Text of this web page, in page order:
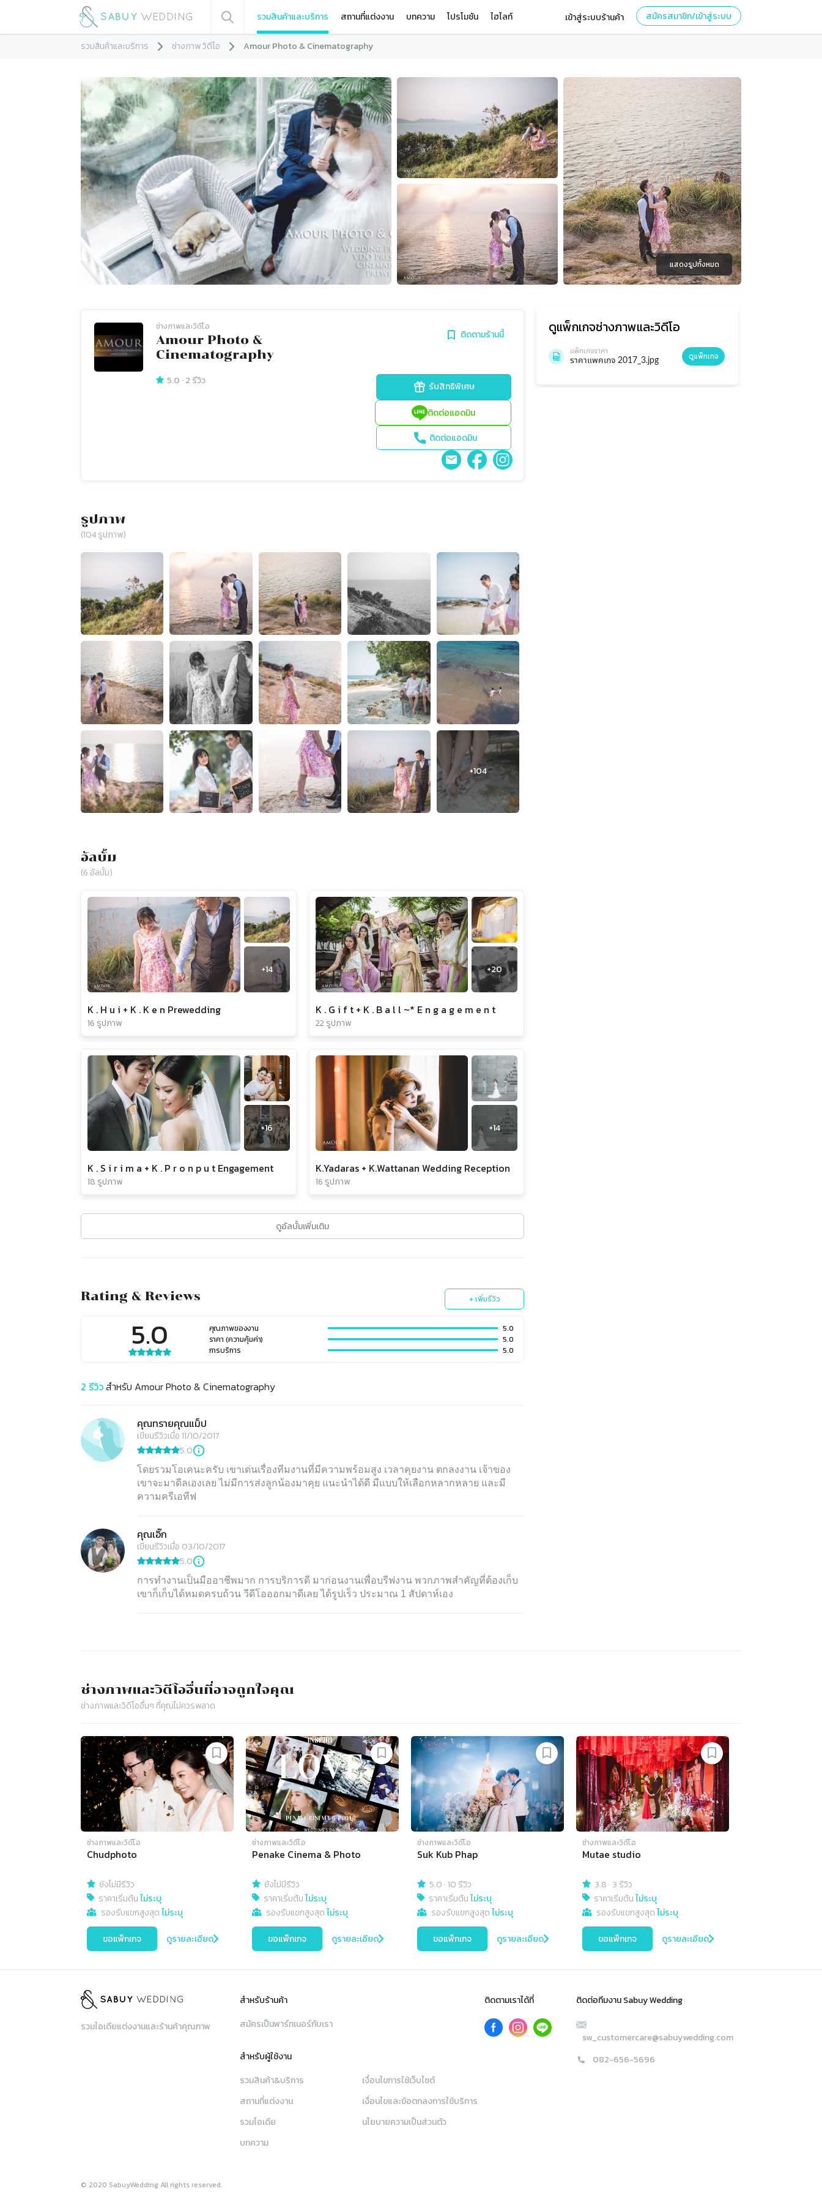
รวมสินค้าและบริการ สถานที่แต่งงาน บทความ โปรโมชัน ไฮไลท์ เข้าสู่ระบบร้านค้า สมัครสมาชิก/เข้าสู่ระบบ
รวมสินค้าและบริการ ช่างภาพ วิดีโอ Amour Photo & Cinematography
แสดงรูปทั้งหมด
ช่างภาพและวิดีโอ
Amour Photo &
Cinematography
ติดตามร้านนี้
5.0 ·2 รีวิว รับสิทธิพิเศษ
ติดต่อแอดมิน
ติดต่อแอดมิน
รูปภาพ
(104รูปภาพ)
อัลบั้ม
(6 อัลบั้ม)
+14
K . H u i + K . K e n Prewedding
16 รูปภาพ
+20
K . G i f t + K . B a l l ~* E n g a g e m e n t
22 รูปภาพ
+16
K . S i r i m a + K . P r o n p u t Engagement
18 รูปภาพ
+14
K.Yadaras + K.Wattanan Wedding Reception
16 รูปภาพ
ดูอัลบั้มเพิ่มเติม
Rating & Reviews + เพิ่มรีวิว
5.0 คุณภาพของงาน
5.0
ราคา (ความคุ้มค่า)
5.0
การบริการ
5.0
2 รีวิวสำหรับ Amour Photo & Cinematography
คุณทรายคุณแม็ป
เขียนรีวิวเมื่อ 11/10/2017
5.0
โดยรวมโอเคนะครับ เขาเด่นเรื่องทีมงานที่มีความพร้อมสูง เวลาคุยงาน ตกลงงาน เจ้าของ
เขาจะมาดีลเองเลย ไม่มีการส่งลูกน้องมาคุย แนะนำได้ดี มีแบบให้เลือกหลากหลาย และมี
คุณเอิ๊ก
เขียนรีวิวเมื่อ 03/10/2017
5.0
การทำงานเป็นมืออาชีพมาก การบริการดี มาก่อนงานเพื่อบรีฟงาน พวกภาพสำคัญที่ต้องเก็บ
เขาก็เก็บได้หมดครบถ้วน วีดีโอออกมาดีเลย ได้รูปเร็ว ประมาณ 1 สัปดาห์เอง
ดูแพ็กเกจช่างภาพและวิดีโอ
แพ็กเกจราคา
ราคาแพคเกจ 2017_3.jpg ดูแพ็กเกจ
ช่างภาพและวิดีโออื่นที่อาจถูกใจคุณ
ช่างภาพและวิดีโออื่นๆ ที่คุณไม่ควรพลาด
ช่างภาพและวิดีโอ
Chudphoto
ยังไม่มีรีวิว
ราคาเริ่มต้นไม่ระบุ
รองรับแขกสูงสุดไม่ระบุ
ขอแพ็กเกจ ดูรายละเอียด
ช่างภาพและวิดีโอ
Penake Cinema & Photo
ยังไม่มีรีวิว
ราคาเริ่มต้นไม่ระบุ
รองรับแขกสูงสุดไม่ระบุ
ขอแพ็กเกจ ดูรายละเอียด
ช่างภาพและวิดีโอ
Suk Kub Phap
5.0 ·10 รีวิว
ราคาเริ่มต้นไม่ระบุ
รองรับแขกสูงสุดไม่ระบุ
ขอแพ็กเกจ ดูรายละเอียด
ช่างภาพและวิดีโอ
Mutae studio
3.8 · 3 รีวิว
ราคาเริ่มต้นไม่ระบุ
รองรับแขกสูงสุดไม่ระบุ
ขอแพ็กเกจ ดูรายละเอียด
รวมไอเดียแต่งงานและร้านค้าคุณภาพ
สำหรับร้านค้า
สมัครเป็นพาร์ทเนอร์กับเรา
สำหรับผู้ใช้งาน
รวมสินค้า&บริการ
สถานที่แต่งงาน
รวมไอเดีย
บทความ
เงื่อนไขการใช้เว็บไซต์
เงื่อนไขและข้อตกลงการใช้บริการ
นโยบายความเป็นส่วนตัว
ติดตามเราได้ที่ ติดต่อทีมงาน Sabuy Wedding
sw_customercare@sabuywedding.com
082-656-5696
© 2020 SabuyWedding All rights reserved.